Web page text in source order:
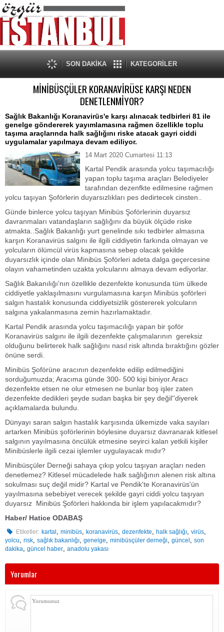
SON DAKİKA KATEGORİLER
MİNİBÜSÇÜLER KORANAVİRÜSE KARŞI NEDEN
DENETLENMİYOR?
Sağlık Bakanlığı Koranavirüs'e karşı alınacak tedbirleri 81 ile
genelge göndererek yayımlamasına rağmen özellikle toplu
taşıma araçlarında halk sağlığını riske atacak gayri ciddi
uygulamalar yapılmaya devam ediliyor.
14 Mart 2020 Cumartesi 11:13
Kartal Pendik arasında yolcu taşımacılığı
yapan toplu taşıma araçları Belediyeler
tarafından dezenfkte edilmesine rağmen
yolcu taşıyan Şoförlerin duyarsızlıkları pes dedirtecek cinsten..
Günde binlerce yolcu taşıyan Minibüs Şoförlerinin duyarsız
davranmaları vatandaşların sağlığını da büyük ölçüde riske
atmakta..Sağlık Bakanlığı yurt genelinde sıkı tedbirler almasına
karşın Koranavirüs salgını ile ilgili ciddiyetin farkında olmayan ve
yolcuların ölümcül virüs kapmasına sebep olacak şekilde
duyarsızlık içinde olan Minibüs Şoförleri adeta dalga geçercesine
olayın vahametinden uzakta yolcularını almaya devam ediyorlar.
Sağlık Bakanılığı'nın özellikle dezenfekte konusunda tüm ülkede
ciddiyetle yaklaşılmasını vurgulamasına karşın Minibüs şoförleri
salgın hastalık konusunda ciddiyetsizlik göstererek yolcuların
salgına yakalanmasına zemin hazırlamaktadır.
Kartal Pendik arasında yolcu taşımacılığı yapan bir şoför
Koranavirüs salgını ile ilgili dezenfekte çalışmalarının gereksiz
olduğunu belirterek halk sağlığını nasıl risk altında bıraktığını gözler
önüne serdi.
Minibüs Şoförüne aracının dezenfekte edilip edilmediğini
sorduğumuzda; Aracıma günde 300- 500 kişi biniyor.Aracı
dezenfekte etsen ne olur etmesen ne bunlar boş işler zaten
dezenfekte dedikleri şeyde sudan başka bir şey değil''diyerek
açıklamalarda bulundu.
Dünyayı saran salgın hastalık karşısında ülkemizde vaka sayıları
artarken Minibüs şoförlerinin böylesine duyarsız davranarak kitlesel
salgının yayılmasına öncülük etmesine seyirci kalan yetkili kişiler
Minibüslerle ilgili cezai işlemler uygulayacak mıdır?
Minibüsçüler Derneği sahaya çıkıp yolcu taşıyan araçları neden
denetlemez? Kitlesel mücadelede halk sağlığının alenen risk altına
sokulması suç değil midir? Kartal ve Pendik'te Koranavirüs'ün
yayılmasına sebebiyet verecek şekilde gayri ciddi yolcu taşıyan
duyarsız Minibüs Şoförleri hakkında bir işlem yapılacakmıdır?
Haber/ Hatice ODABAŞ
Etiketler: kartal ,minibüs,koranavirüs,dezenfekte,halk sağlığı,virüs,
yolcu, risk, sağlık bakanlığı, genelge, minibüsçüler derneği, güncel , son
dakika, güncel haber, anadolu yakası
Yorumlar